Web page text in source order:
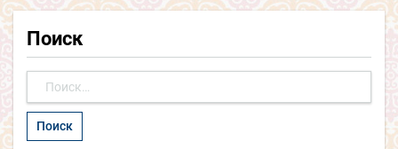
Поиск
Найти: